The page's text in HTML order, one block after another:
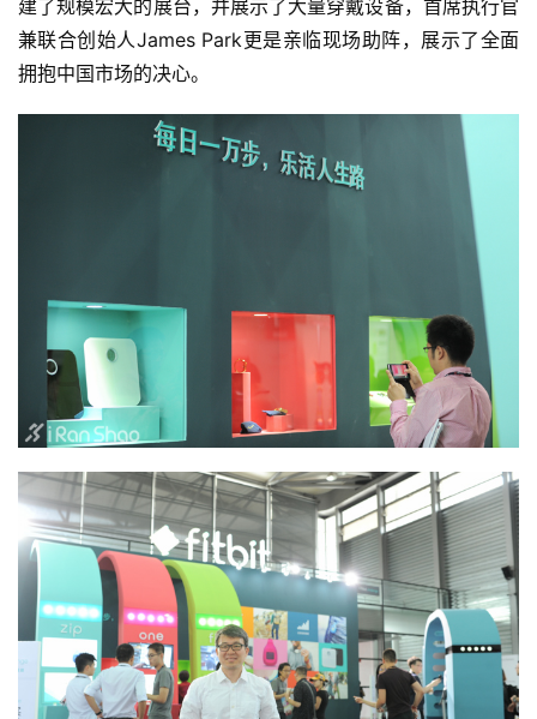
建了规模宏大的展台，并展示了大量穿戴设备，首席执行官
兼联合创始人James Park更是亲临现场助阵，展示了全面
拥抱中国市场的决心。